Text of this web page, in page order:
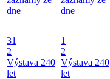
dne
dne
31
2
Výstava 240
let
1
2
Výstava 240
let